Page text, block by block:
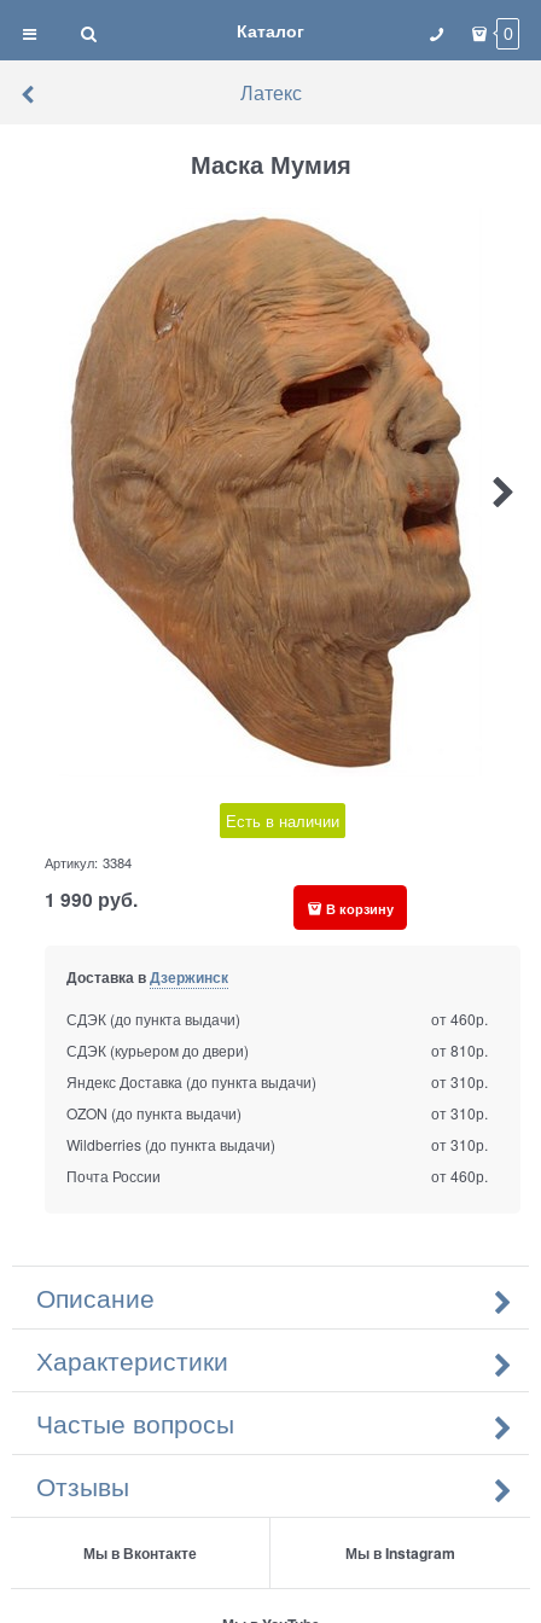
Каталог 0
Латекс
Маска Мумия
Есть в наличии
Артикул: 3384
1 990 руб. В корзину
Доставка вДзержинск
СДЭК (до пункта выдачи)
от 460р.
СДЭК (курьером до двери)
от 810р.
Яндекс Доставка (до пункта выдачи)
от 310р.
OZON (до пункта выдачи)
от 310р.
Wildberries (до пункта выдачи)
от 310р.
Почта России
от 460р.
Описание
Характеристики
Частые вопросы
Отзывы
Мы в Вконтакте Мы в Instagram